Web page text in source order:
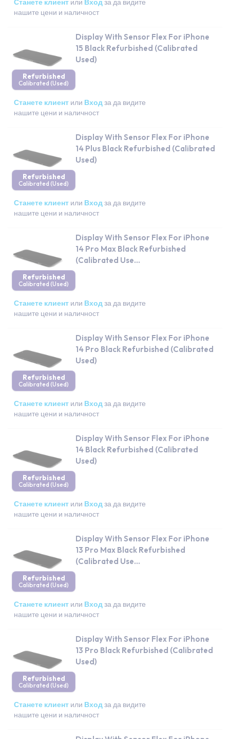
Станете клиент или Входза да видите
нашите цени и наличност
Refurbished
Calibrated (Used)
Display With Sensor Flex For iPhone
15 Black Refurbished (Calibrated
Used)
Станете клиент или Входза да видите
нашите цени и наличност
Refurbished
Calibrated (Used)
Display With Sensor Flex For iPhone
14 Plus Black Refurbished (Calibrated
Used)
Станете клиент или Входза да видите
нашите цени и наличност
Refurbished
Calibrated (Used)
Display With Sensor Flex For iPhone
14 Pro Max Black Refurbished
(Calibrated Use...
Станете клиент или Входза да видите
нашите цени и наличност
Refurbished
Calibrated (Used)
Display With Sensor Flex For iPhone
14 Pro Black Refurbished (Calibrated
Used)
Станете клиент или Входза да видите
нашите цени и наличност
Refurbished
Calibrated (Used)
Display With Sensor Flex For iPhone
14 Black Refurbished (Calibrated
Used)
Станете клиент или Входза да видите
нашите цени и наличност
Refurbished
Calibrated (Used)
Display With Sensor Flex For iPhone
13 Pro Max Black Refurbished
(Calibrated Use...
Станете клиент или Входза да видите
нашите цени и наличност
Refurbished
Calibrated (Used)
Display With Sensor Flex For iPhone
13 Pro Black Refurbished (Calibrated
Used)
Станете клиент или Входза да видите
нашите цени и наличност